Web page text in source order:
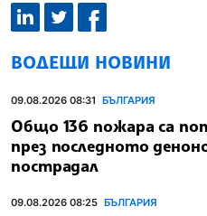
ВОДЕЩИ НОВИНИ
09.08.2026 08:31 БЪЛГАРИЯ
Общо 136 пожара са
през последното
пострадал
09.08.2026 08:25 БЪЛГАРИЯ